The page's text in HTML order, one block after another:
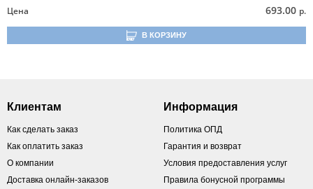
Цена
693.00 р.
В КОРЗИНУ
Клиентам
Как сделать заказ
Как оплатить заказ
О компании
Доставка онлайн-заказов
Информация
Политика ОПД
Гарантия и возврат
Условия предоставления услуг
Правила бонусной программы